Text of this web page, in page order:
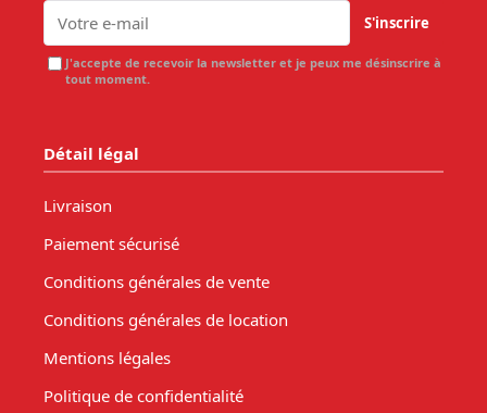
S'inscrire
J'accepte de recevoir la newsletter et je peux me désinscrire à
tout moment.
Détail légal
Livraison
Paiement sécurisé
Conditions générales de vente
Conditions générales de location
Mentions légales
Politique de confidentialité